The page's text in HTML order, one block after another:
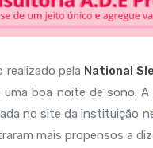
pela National
uma boa noite de sono.
no site da instituição
mais propensos a